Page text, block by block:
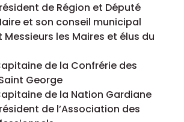
de Région et Député
et son conseil municipal
les Maires et élus du
de la Confrérie des
George
de la Nation Gardiane
de l’Association des